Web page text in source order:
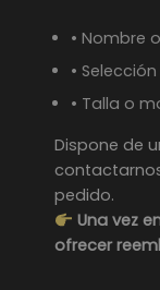
• Nombre
•
• Talla o
Dispone de
pedido.
Una vez
ofrecer